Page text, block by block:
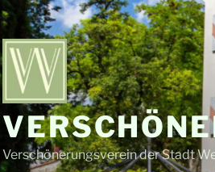
Verschönerungsverein der Stadt